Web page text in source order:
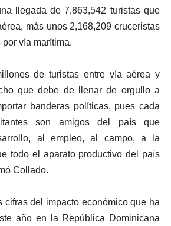
llegada de 7,863,542 turistas que
más unos 2,168,209 cruceristas
vía marítima.
de turistas entre vía aérea y
que debe de llenar de orgullo a
banderas políticas, pues cada
son amigos del país que
al empleo, al campo, a la
todo el aparato productivo del país
Collado.
cifras del impacto económico que ha
año en la República Dominicana